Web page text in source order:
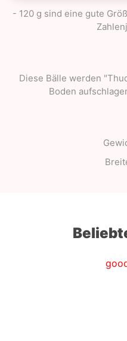
- 120 g sind eine gute
Diese Bälle werden
Boden